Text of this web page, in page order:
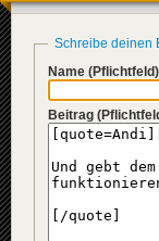
Schreibe deinen
Name (Pflichtfeld)
Beitrag